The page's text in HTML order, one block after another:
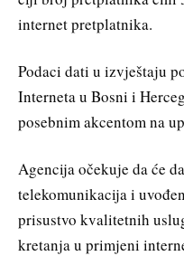
internet pretplatnika.
Podaci dati u izvještaju
Interneta u Bosni i
posebnim akcentom na
Agencija očekuje da će
telekomunikacija i
prisustvo kvalitetnih
kretanja u primjeni